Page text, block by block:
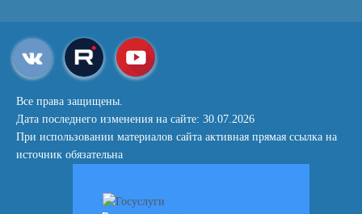
Все права защищены.
Дата последнего изменения на сайте: 30.07.2026
При использовании материалов сайта активная прямая ссылка на
источник обязательна